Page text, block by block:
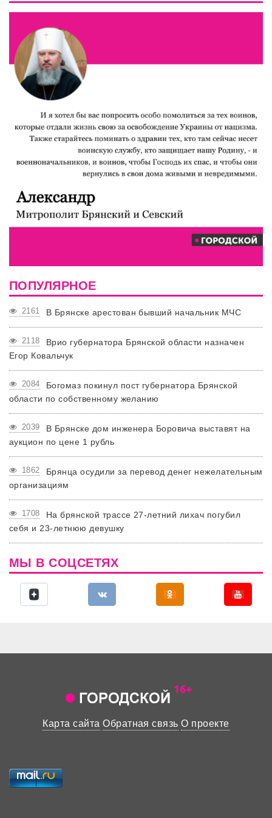
ПОПУЛЯРНОЕ
2161 В Брянске арестован бывший начальник МЧС
2118
Врио губернатора Брянской области назначен
Егор Ковальчук
2084
Богомаз покинул пост губернатора Брянской
области по собственному желанию
2039
В Брянске дом инженера Боровича выставят на
аукцион по цене 1 рубль
1862
Брянца осудили за перевод денег нежелательным
организациям
1708
На брянской трассе 27-летний лихач погубил
себя и 23-летнюю девушку
МЫ В СОЦСЕТЯХ
Карта сайта Обратная связь О проекте